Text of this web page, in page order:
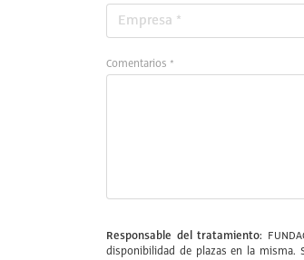
Comentarios *
Responsable del tratamiento:
disponibilidad de plazas en la misma.